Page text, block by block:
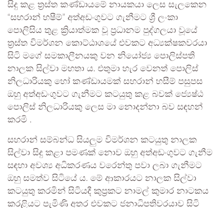
සිදු කළ ත්‍රස්ත කණ්ඩායමේ නායකයා ලෙස සැලකෙන
“සහරාන් හෂීම්” අත්අඩංගුවට ගැනීමට ශ්‍රී ලංකා
පොලිසිය තුළ ක්‍රියාත්මක වූ ප්‍රධානම පුද්ගලයා වූයේ
ත්‍රස්ත විමර්ශන කොට්ඨාශයේ එවකට අධ්‍යක්ෂකවරයා
සිටි මගේ සමකාලීනයකු වන නියෝජ්‍ය පොලිස්පති
නාලක සිල්වා මහතා ය. එතුමා හැර වෙනත් පොලිස්
නිලධාරියකු හෝ කණ්ඩායමක් සහරාන් හසීම් පසුපස
ඔහු අත්අඩංගුවට ගැනීමට කටයුතු කළ බවක් ජ්‍යෙෂ්ඨ
පොලිස් නිලධාරියකු ලෙස මා නොදන්නා බව සඳහන්
කරමි .
සහරාන් සම්බන්ධ සියලුම විමර්ශන කටයුතු නාලක
සිල්වා සිදු කළා පමණක් නොව ඔහු අත්අඩංගුවට ගැනීම
සඳහා අවශ්‍ය අධිකරණය වරෙන්තු පවා ලබා ගැනීමට
ඔහු සමත්ව සිටියේ ය. මේ ආකාරයට නාලක සිල්වා
කටයුතු කරමින් සිටියදී කුප්‍රකට නාමල් කුමාර නාටකය
කරළියට පැමිණි අතර එවකට ජනාධිපතිවරයාව සිටි